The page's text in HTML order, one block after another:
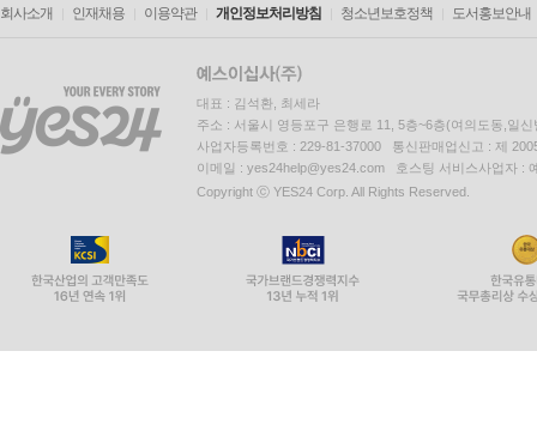
회사소개 인재채용 이용약관 개인정보처리방침 청소년보호정책 도서홍보안내
대표 : 김석환, 최세라
주소 : 서울시 영등포구 은행로 11, 5층~6층(여의도동,일신
사업자등록번호 : 229-81-37000 통신판매업신고 : 제
이메일 : yes24help@yes24.com 호스팅 서비스사업자 :
Copyright ⓒ YES24 Corp. All Rights Reserved.